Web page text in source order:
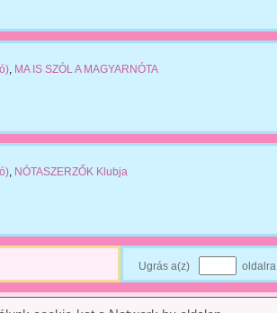
, MA IS SZÓL A MAGYARNÓTA
, NÓTASZERZŐK Klubja
Ugrás a(z) oldalra